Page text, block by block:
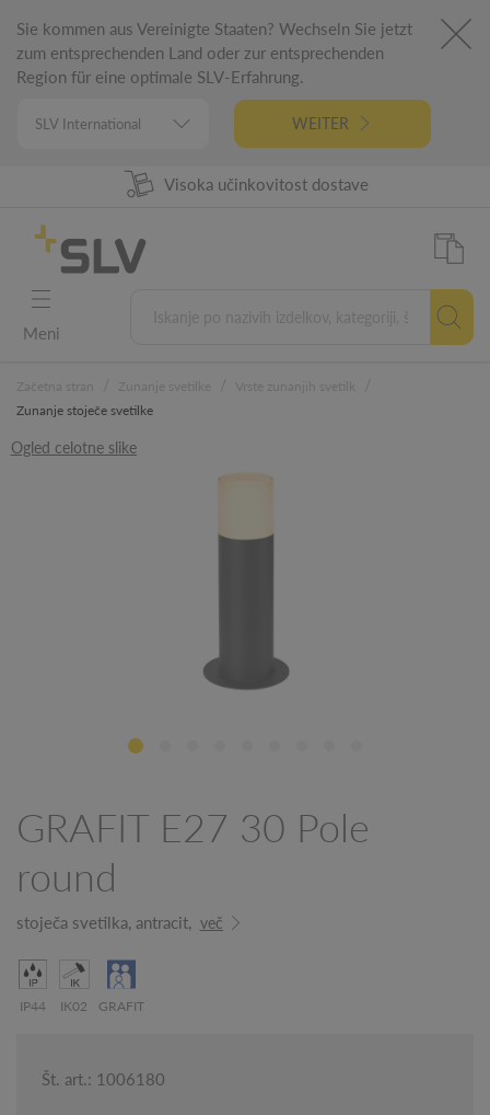
Sie kommen aus Vereinigte Staaten? Wechseln Sie jetzt
zum entsprechenden Land oder zur entsprechenden
Region für eine optimale SLV-Erfahrung.
WEITER
98% Razpoložljivost izdelkov
Visoka učinkovitost dostave
5 letna garancija
Nemški inžiniring
Meni
Zunanje stoječe svetilke
Ogled celotne slike
GRAFIT E27 30 Pole
round
stoječa svetilka, antracit, več
IP44 IK02 GRAFIT
Št. art.: 1006180